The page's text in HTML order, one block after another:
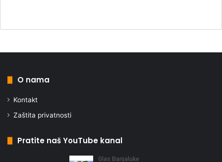
O nama
Kontakt
Zaštita privatnosti
Pratite naš YouTube kanal